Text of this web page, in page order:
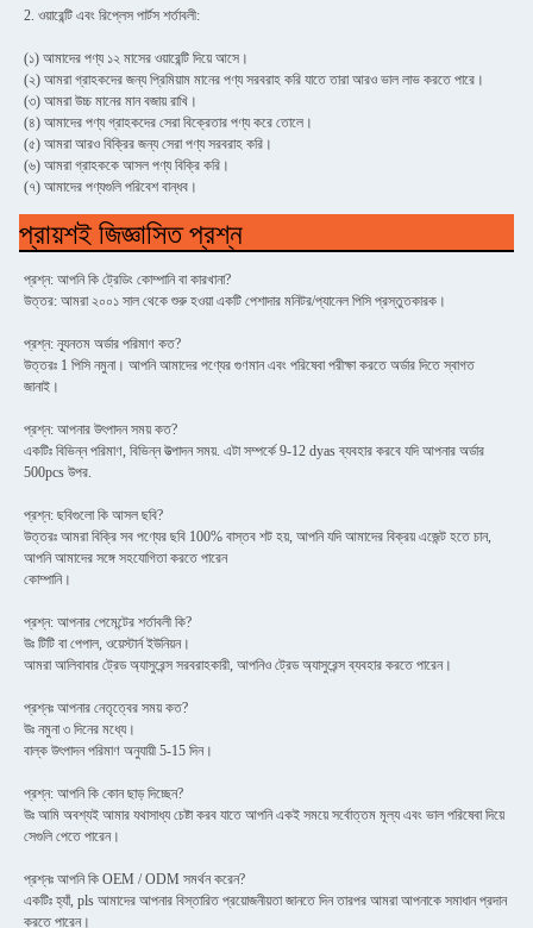
2. ওয়ারেন্টি এবং রিপ্লেস পার্টস শর্তাবলী:
(১) আমাদের পণ্য ১২ মাসের ওয়ারেন্টি দিয়ে আসে।
(২) আমরা গ্রাহকদের জন্য প্রিমিয়াম মানের পণ্য সরবরাহ করি যাতে তারা আরও ভাল লাভ করতে পারে।
(৩) আমরা উচ্চ মানের মান বজায় রাখি।
(৪) আমাদের পণ্য গ্রাহকদের সেরা বিক্রেতার পণ্য করে তোলে।
(৫) আমরা আরও বিক্রির জন্য সেরা পণ্য সরবরাহ করি।
(৬) আমরা গ্রাহককে আসল পণ্য বিক্রি করি।
(৭) আমাদের পণ্যগুলি পরিবেশ বান্ধব।
প্রায়শই জিজ্ঞাসিত প্রশ্ন
প্রশ্ন: আপনি কি ট্রেডিং কোম্পানি বা কারখানা?
উত্তর: আমরা ২০০১ সাল থেকে শুরু হওয়া একটি পেশাদার মনিটর/প্যানেল পিসি প্রস্তুতকারক।
প্রশ্ন: ন্যূনতম অর্ডার পরিমাণ কত?
উত্তরঃ 1 পিসি নমুনা। আপনি আমাদের পণ্যের গুণমান এবং পরিষেবা পরীক্ষা করতে অর্ডার দিতে স্বাগত
জানাই।
প্রশ্ন: আপনার উৎপাদন সময় কত?
একটিঃ বিভিন্ন পরিমাণ, বিভিন্ন উত্পাদন সময়. এটা সম্পর্কে 9-12 dyas ব্যবহার করবে যদি আপনার অর্ডার
500pcs উপর.
প্রশ্ন: ছবিগুলো কি আসল ছবি?
উত্তরঃ আমরা বিক্রি সব পণ্যের ছবি 100% বাস্তব শট হয়, আপনি যদি আমাদের বিক্রয় এজেন্ট হতে চান,
আপনি আমাদের সঙ্গে সহযোগিতা করতে পারেন
কোম্পানি।
প্রশ্ন: আপনার পেমেন্টের শর্তাবলী কি?
উঃ টিটি বা পেপাল, ওয়েস্টার্ন ইউনিয়ন।
আমরা আলিবাবার ট্রেড অ্যাসুরেন্স সরবরাহকারী, আপনিও ট্রেড অ্যাসুরেন্স ব্যবহার করতে পারেন।
প্রশ্নঃ আপনার নেতৃত্বের সময় কত?
উঃ নমুনা ৩ দিনের মধ্যে।
বাল্ক উৎপাদন পরিমাণ অনুযায়ী 5-15 দিন।
প্রশ্ন: আপনি কি কোন ছাড় দিচ্ছেন?
উঃ আমি অবশ্যই আমার যথাসাধ্য চেষ্টা করব যাতে আপনি একই সময়ে সর্বোত্তম মূল্য এবং ভাল পরিষেবা দিয়ে
সেগুলি পেতে পারেন।
প্রশ্নঃ আপনি কি OEM / ODM সমর্থন করেন?
একটিঃ হ্যাঁ, pls আমাদের আপনার বিস্তারিত প্রয়োজনীয়তা জানতে দিন তারপর আমরা আপনাকে সমাধান প্রদান
করতে পারেন।